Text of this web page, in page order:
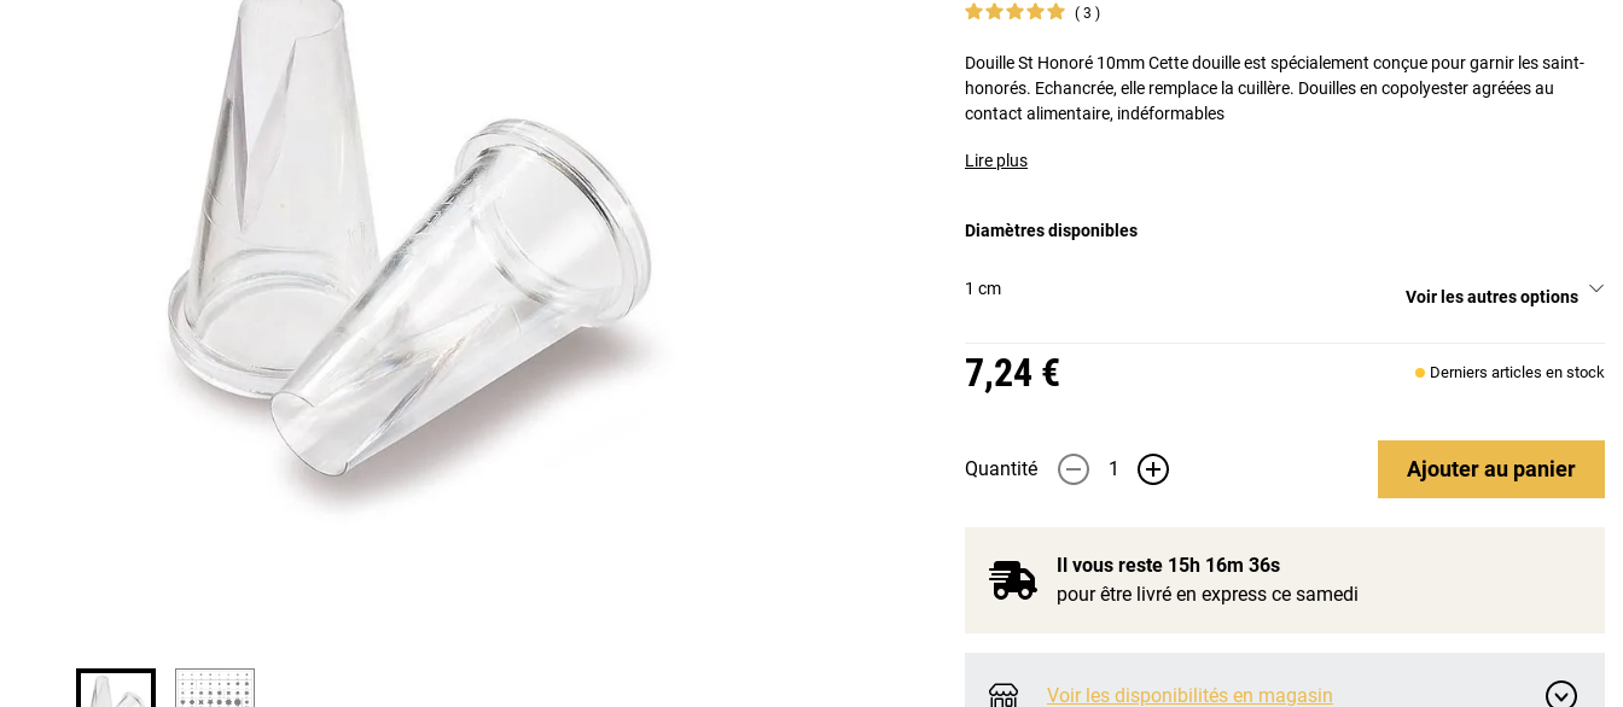
3
Douille St Honoré 10mm Cette douille est spécialement conçue pour garnir les saint-
honorés. Echancrée, elle remplace la cuillère. Douilles en copolyester agréées au
contact alimentaire, indéformables
Lire plus
Diamètres disponibles
1 cm Voir les autres options
7,24 € Derniers articles en stock
Quantité - + Ajouterau panier
Il vous reste 15h 16m 35s
pour être livré en express ce samedi
Voir les disponibilités en magasin